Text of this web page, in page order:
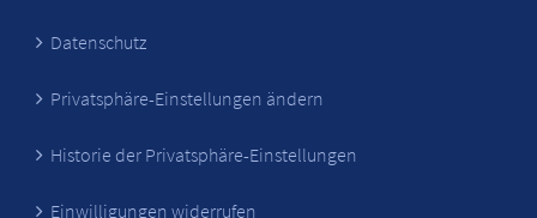
Datenschutz
Privatsphäre-Einstellungen ändern
Historie der Privatsphäre-Einstellungen
Einwilligungen widerrufen